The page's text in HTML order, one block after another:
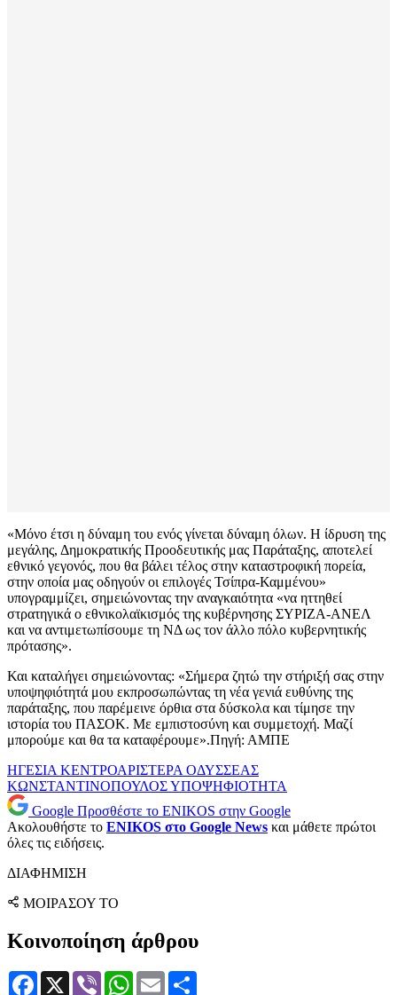
«Μόνο έτσι η δύναμη του ενός γίνεται δύναμη όλων. Η ίδρυση της
μεγάλης, Δημοκρατικής Προοδευτικής μας Παράταξης, αποτελεί
εθνικό γεγονός, που θα βάλει τέλος στην καταστροφική πορεία,
στην οποία μας οδηγούν οι επιλογές Τσίπρα-Καμμένου»
υπογραμμίζει, σημειώνοντας την αναγκαιότητα «να ηττηθεί
στρατηγικά ο εθνικολαϊκισμός της κυβέρνησης ΣΥΡΙΖΑ-ΑΝΕΛ
και να αντιμετωπίσουμε τη ΝΔ ως τον άλλο πόλο κυβερνητικής
πρότασης».
Και καταλήγει σημειώνοντας: «Σήμερα ζητώ την στήριξή σας στην
υποψηφιότητά μου εκπροσωπώντας τη νέα γενιά ευθύνης της
παράταξης, που παρέμεινε όρθια στα δύσκολα και τίμησε την
ιστορία του ΠΑΣΟΚ. Με εμπιστοσύνη και συμμετοχή. Μαζί
μπορούμε και θα τα καταφέρουμε».Πηγή: ΑΜΠΕ
ΗΓΕΣΙΑ ΚΕΝΤΡΟΑΡΙΣΤΕΡΑ ΟΔΥΣΣΕΑΣ
ΚΩΝΣΤΑΝΤΙΝΟΠΟΥΛΟΣΥΠΟΨΗΦΙΟΤΗΤΑ
Google Προσθέστε το ENIKOS στην Google
Ακολουθήστε το ENIKOS στο Google News και μάθετε πρώτοι
όλες τις ειδήσεις.
ΔΙΑΦΗΜΙΣΗ
ΜΟΙΡΑΣΟΥ ΤΟ
Κοινοποίηση άρθρου
Facebook
X Viber WhatsApp
Email